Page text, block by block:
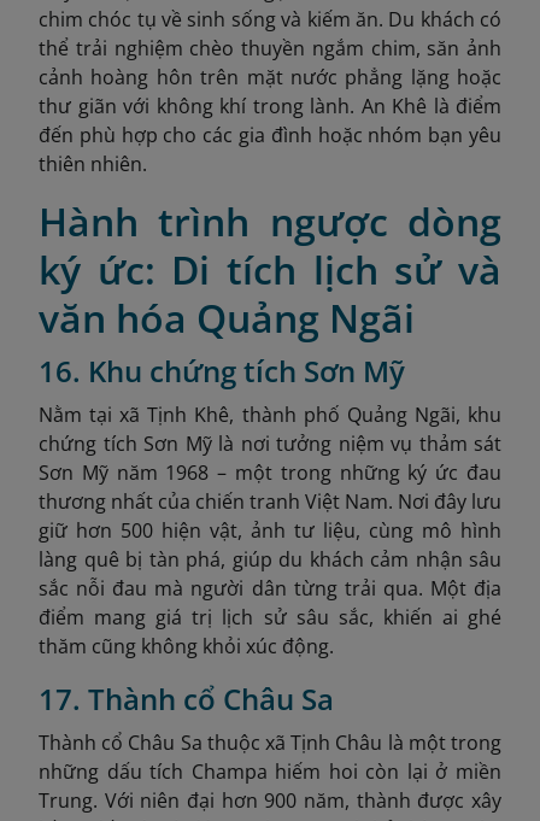
chim chóc tụ về sinh sống và kiếm ăn. Du khách có
thể trải nghiệm chèo thuyền ngắm chim, săn ảnh
cảnh hoàng hôn trên mặt nước phẳng lặng hoặc
thư giãn với không khí trong lành. An Khê là điểm
đến phù hợp cho các gia đình hoặc nhóm bạn yêu
thiên nhiên.
Hành trình ngược dòng
ký ức: Di tích lịch sử và
văn hóa Quảng Ngãi
16. Khu chứng tích Sơn Mỹ
Nằm tại xã Tịnh Khê, thành phố Quảng Ngãi, khu
chứng tích Sơn Mỹ là nơi tưởng niệm vụ thảm sát
Sơn Mỹ năm 1968 – một trong những ký ức đau
thương nhất của chiến tranh Việt Nam. Nơi đây lưu
giữ hơn 500 hiện vật, ảnh tư liệu, cùng mô hình
làng quê bị tàn phá, giúp du khách cảm nhận sâu
sắc nỗi đau mà người dân từng trải qua. Một địa
điểm mang giá trị lịch sử sâu sắc, khiến ai ghé
thăm cũng không khỏi xúc động.
17. Thành cổ Châu Sa
Thành cổ Châu Sa thuộc xã Tịnh Châu là một trong
những dấu tích Champa hiếm hoi còn lại ở miền
Trung. Với niên đại hơn 900 năm, thành được xây